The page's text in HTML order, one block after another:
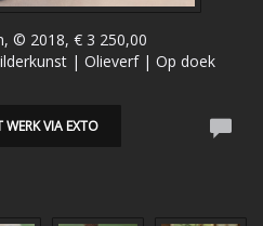
© 2018, € 3 250,00
| Olieverf | Op doek
WERK VIA EXTO